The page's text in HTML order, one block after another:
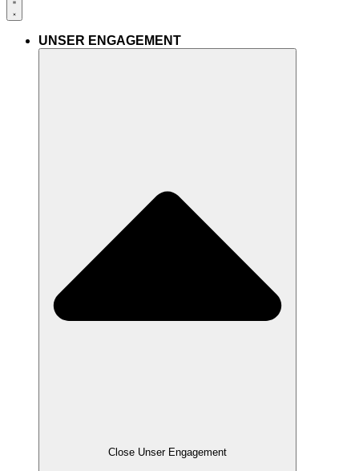
UNSER ENGAGEMENT
Close Unser Engagement